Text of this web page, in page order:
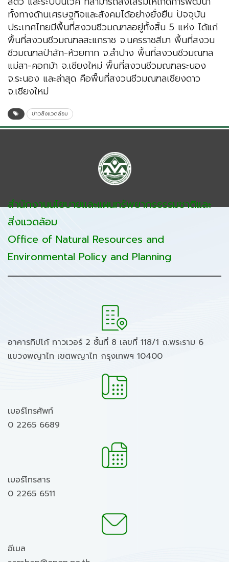
ทั้งทางด้านเศรษฐกิจและสังคมได้อย่างยั่งยืน ปัจจุบัน
ประเทศไทยมีพื้นที่สงวนชีวมณฑลอยู่ทั้งสิ้น 5 แห่ง ได้แก่
พื้นที่สงวนชีวมณฑลสะแกราช จ.นครราชสีมา พื้นที่สงวน
ชีวมณฑลป่าสัก-ห้วยทาก จ.ลำปาง พื้นที่สงวนชีวมณฑล
แม่สา-คอกม้า จ.เชียงใหม่ พื้นที่สงวนชีวมณฑลระนอง
จ.ระนอง และล่าสุด คือพื้นที่สงวนชีวมณฑลเชียงดาว
จ.เชียงใหม่
ข่าวสิ่งแวดล้อม
สำนักงานนโยบายและแผนทรัพยากรธรรมชาติและ
สิ่งแวดล้อม
Office of Natural Resources and
Environmental Policy and Planning
อาคารทิปโก้ ทาวเวอร์ 2 ชั้นที่ 8 เลขที่ 118/1 ถ.พระราม 6
แขวงพญาไท เขตพญาไท กรุงเทพฯ 10400
เบอร์โทรศัพท์
0 2265 6689
เบอร์โทรสาร
0 2265 6511
อีเมล